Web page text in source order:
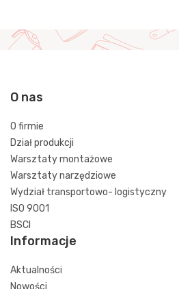
O nas
O firmie
Dział produkcji
Warsztaty montażowe
Warsztaty narzędziowe
Wydział transportowo- logistyczny
ISO 9001
BSCI
Informacje
Aktualności
Nowości